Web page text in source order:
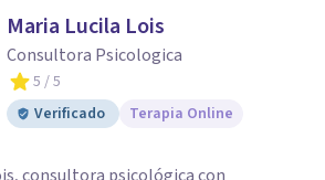
Maria Lucila Lois
Consultora Psicologica
5 / 5
Verificado
Terapia Online